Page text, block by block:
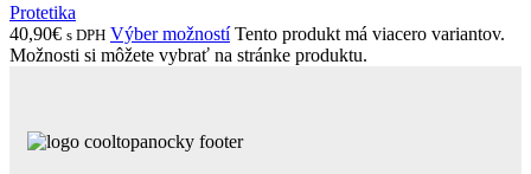
Protetika
40,90€ s DPH Výber možností Tento produkt má viacero variantov.
Možnosti si môžete vybrať na stránke produktu.